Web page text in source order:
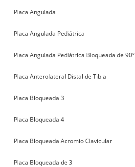
Placa Angulada
Placa Angulada Pediátrica
Placa Angulada Pediátrica Bloqueada de 90°
Placa Anterolateral Distal de Tibia
Placa Bloqueada 3
Placa Bloqueada 4
Placa Bloqueada Acromio Clavicular
Placa Bloqueada de 3